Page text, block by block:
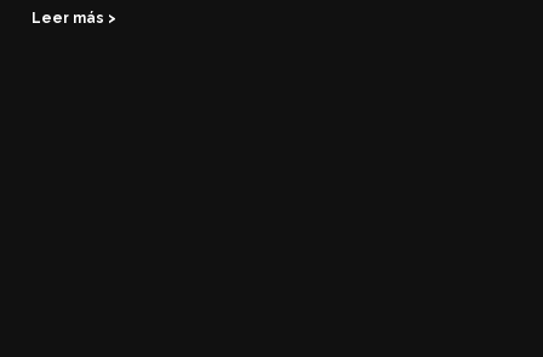
Leer más >